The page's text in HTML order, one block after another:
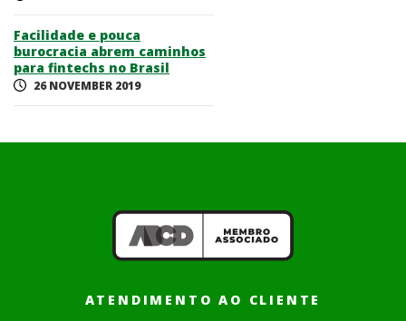
Facilidade e pouca
burocracia abrem caminhos
para fintechs no Brasil
26 NOVEMBER 2019
ATENDIMENTO AO CLIENTE